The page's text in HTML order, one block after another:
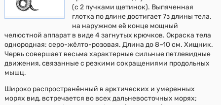
(с 2 пучками щетинок). Выпяченная
глотка по длине достигает 7з длины тела,
на наружном её конце мощный
челюстной аппарат в виде 4 загнутых крючков. Окраска тела
однородная: серо-жёлто-розовая. Длина до 8–10 см. Хищник.
Червь совершает весьма характерные сильные петлевидные
движения, связанные с резкими сокращениями продольных
мышц.
Широко распространённый в арктических и умеренных
морях вид, встречается во всех дальневосточных морях;